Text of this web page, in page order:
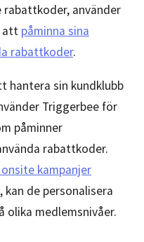
använder
att påminna sina
rabattkoder.
hantera sin kundklubb
Triggerbee för
påminner
rabattkoder.
kampanjer
kan de personalisera
olika medlemsnivåer.